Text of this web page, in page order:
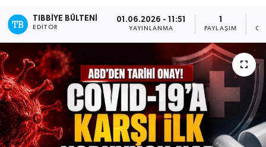
TIBBIYE BÜLTENI
EDITÖR
01.06.2026 - 11:51
YAYINLANMA PAYLAŞIM